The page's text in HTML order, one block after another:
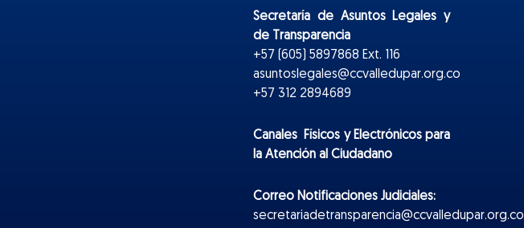
Secretaría de Asuntos Legales y
de Transparencia
+57 (605) 5897868 Ext. 116
asuntoslegales@ccvalledupar.org.co
+57 312 2894689
Canales Físicos yElectrónicospara
la Atención al Ciudadano
Correo Notificaciones Judiciales:
secretariadetransparencia@ccvalledupar.org.co